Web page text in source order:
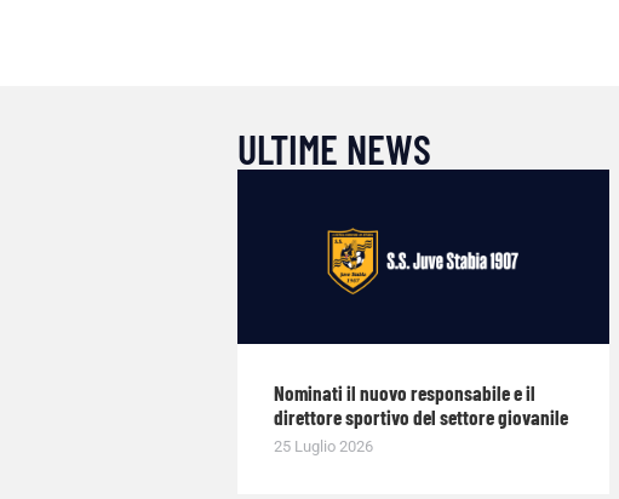
ULTIME NEWS
Nominati il nuovo responsabile e il
direttore sportivo del settore giovanile
25 Luglio 2026